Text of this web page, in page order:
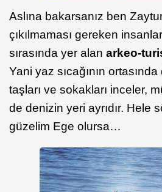
Aslına bakarsanız ben
çıkılmaması gereken insanlar
sırasında yer alan arkeo-
Yani yaz sıcağının
taşları ve sokakları inceler,
de denizin yeri ayrıdır. Hele
güzelim Ege olursa…